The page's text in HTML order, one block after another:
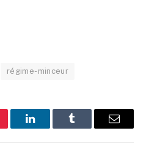
régime-minceur
LinkedInTumblr Email